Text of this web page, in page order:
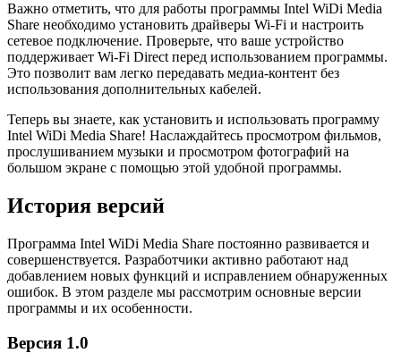
Важно отметить, что для работы программы Intel WiDi Media
Share необходимо установить драйверы Wi-Fi и настроить
сетевое подключение. Проверьте, что ваше устройство
поддерживает Wi-Fi Direct перед использованием программы.
Это позволит вам легко передавать медиа-контент без
использования дополнительных кабелей.
Теперь вы знаете, как установить и использовать программу
Intel WiDi Media Share! Наслаждайтесь просмотром фильмов,
прослушиванием музыки и просмотром фотографий на
большом экране с помощью этой удобной программы.
История версий
Программа Intel WiDi Media Share постоянно развивается и
совершенствуется. Разработчики активно работают над
добавлением новых функций и исправлением обнаруженных
ошибок. В этом разделе мы рассмотрим основные версии
программы и их особенности.
Версия 1.0